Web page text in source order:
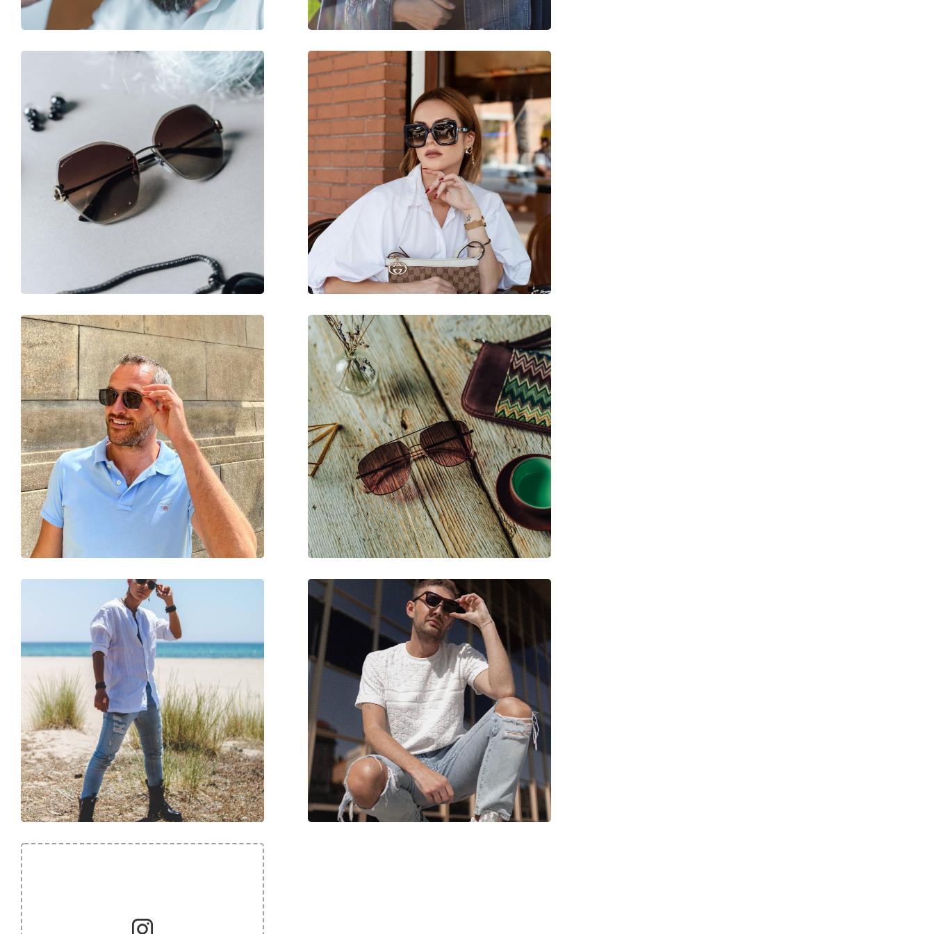
Accesorii
Suport:
Nu
Lavetă pentru curățat:
Nu
Sex:
Unisex
Categorie:
Ochelari de soare
Hawkers
Utilizare:
Modă
Karat Rose Gold Lax